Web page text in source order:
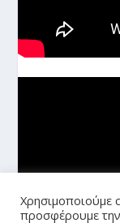
Χρησιμοποιούμε
προσφέρουμε την